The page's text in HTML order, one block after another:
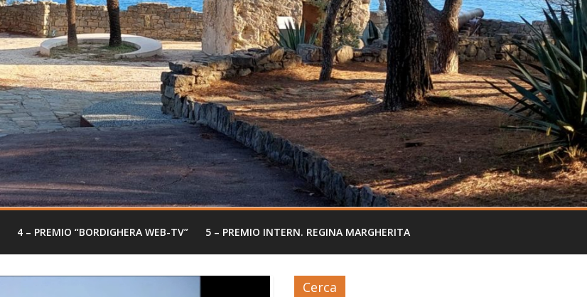
4 – PREMIO “BORDIGHERA WEB-TV” 5 – PREMIO INTERN. REGINA MARGHERITA
Cerca